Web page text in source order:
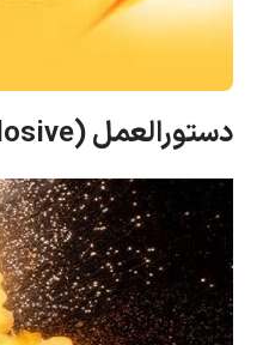
دستورالعمل ATEX (Atmosphere Explosive) چیست؟